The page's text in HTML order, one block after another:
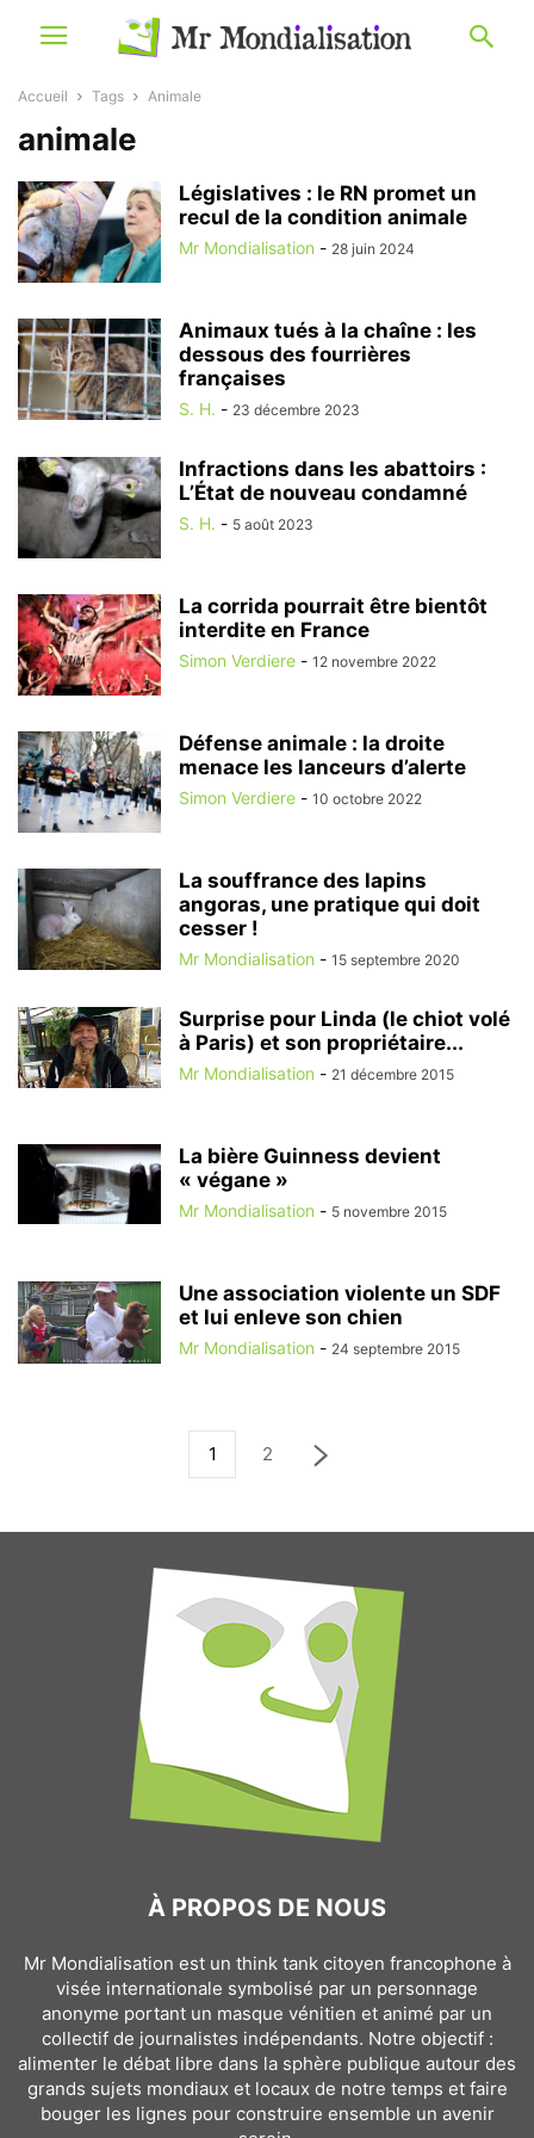
Accueil Tags Animale
animale
Législatives : le RN promet un
recul de la condition animale
Mr Mondialisation - 28 juin 2024
Animaux tués à la chaîne : les
dessous des fourrières
françaises
S. H. - 23 décembre 2023
Infractions dans les abattoirs :
L’État de nouveau condamné
S. H. - 5 août 2023
La corrida pourrait être bientôt
interdite en France
Simon Verdiere - 12 novembre 2022
Défense animale : la droite
menace les lanceurs d’alerte
Simon Verdiere - 10 octobre 2022
La souffrance des lapins
angoras, une pratique qui doit
cesser !
Mr Mondialisation - 15 septembre 2020
Surprise pour Linda (le chiot volé
à Paris) et son propriétaire...
Mr Mondialisation - 21 décembre 2015
La bière Guinness devient
« végane »
Mr Mondialisation - 5 novembre 2015
Une association violente un SDF
et lui enleve son chien
Mr Mondialisation - 24 septembre 2015
1 2
À PROPOS DE NOUS
Mr Mondialisation est un think tank citoyen francophone à
visée internationale symbolisé par un personnage
anonyme portant un masque vénitien et animé par un
collectif de journalistes indépendants. Notre objectif :
alimenter le débat libre dans la sphère publique autour des
grands sujets mondiaux et locaux de notre temps et faire
bouger les lignes pour construire ensemble un avenir